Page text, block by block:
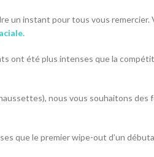
un instant pour tous vous remercier.
ont été plus intenses que la
nous vous souhaitons des
que le premier wipe-out d’un